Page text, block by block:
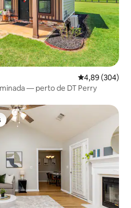
4,89 de uma
4,89 (304)
— perto de DT Perry